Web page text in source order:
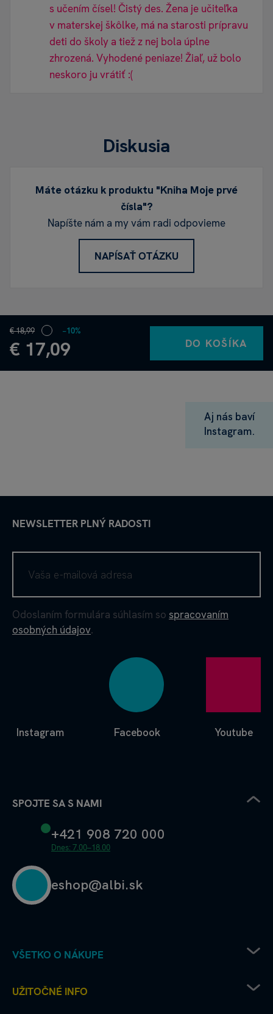
s učením čísel! Čistý des. Žena je učiteľka
v materskej škôlke, má na starosti prípravu
deti do školy a tiež z nej bola úplne
zhrozená. Vyhodené peniaze! Žiaľ, už bolo
neskoro ju vrátiť :(
Diskusia
Máte otázku k produktu "Kniha Moje prvé
čísla"?
Napíšte nám a my vám radi odpovieme
NAPÍSAŤ OTÁZKU
€ 18,99
€ 17,09
−10%
DO KOŠÍKA
Aj nás baví
Instagram.
NEWSLETTER PLNÝ RADOSTI
Odoslaním formulára súhlasím so spracovaním
osobných údajov.
Facebook
Instagram Youtube
SPOJTE SA S NAMI
+421 908 720 000
Dnes: 7.00–18.00
eshop@albi.sk
VŠETKO O NÁKUPE
Recenzie a hodnotenia - ako to chodí u nás
UŽITOČNÉ INFO